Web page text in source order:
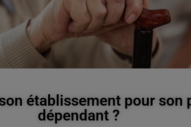
établissement pour son
dépendant ?